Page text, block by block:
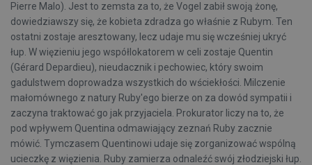
Pierre Malo). Jest to zemsta za to, że Vogel zabił swoją żonę,
dowiedziawszy się, że kobieta zdradza go właśnie z Rubym. Ten
ostatni zostaje aresztowany, lecz udaje mu się wcześniej ukryć
łup. W więzieniu jego współlokatorem w celi zostaje Quentin
(Gérard Depardieu), nieudacznik i pechowiec, który swoim
gadulstwem doprowadza wszystkich do wściekłości. Milczenie
małomównego z natury Ruby'ego bierze on za dowód sympatii i
zaczyna traktować go jak przyjaciela. Prokurator liczy na to, że
pod wpływem Quentina odmawiający zeznań Ruby zacznie
mówić. Tymczasem Quentinowi udaje się zorganizować wspólną
ucieczkę z więzienia. Ruby zamierza odnaleźć swój złodziejski łup.